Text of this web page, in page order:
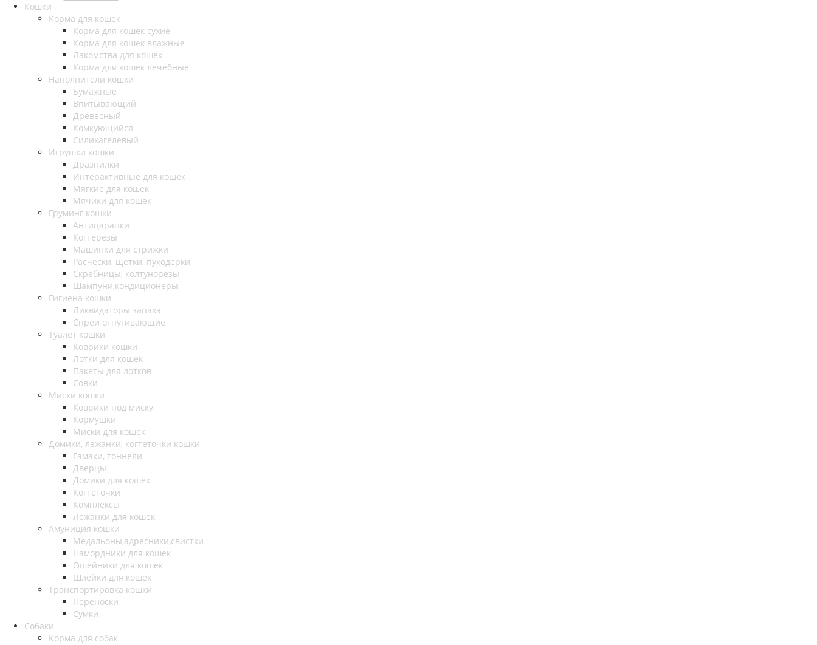
Кошки
Корма для кошек
Корма для кошек сухие
Корма для кошек влажные
Лакомства для кошек
Корма для кошек лечебные
Наполнители кошки
Бумажные
Впитывающий
Древесный
Комкующийся
Силикагелевый
Игрушки кошки
Дразнилки
Интерактивные для кошек
Мягкие для кошек
Мячики для кошек
Груминг кошки
Антицарапки
Когтерезы
Машинки для стрижки
Расчески, щетки, пуходерки
Скребницы, колтунорезы
Шампуни,кондиционеры
Гигиена кошки
Ликвидаторы запаха
Спреи отпугивающие
Туалет кошки
Коврики кошки
Лотки для кошек
Пакеты для лотков
Совки
Миски кошки
Коврики под миску
Кормушки
Миски для кошек
Домики, лежанки, когтеточки кошки
Гамаки, тоннели
Дверцы
Домики для кошек
Когтеточки
Комплексы
Лежанки для кошек
Амуниция кошки
Медальоны,адресники,свистки
Намордники для кошек
Ошейники для кошек
Шлейки для кошек
Транспортировка кошки
Переноски
Сумки
Собаки
Корма для собак